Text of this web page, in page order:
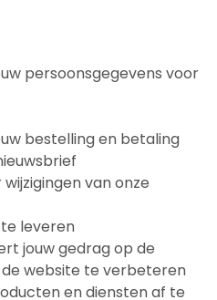
persoonsgegevens voor
bestelling en betaling
van onze
leveren
jouw gedrag op de
website te verbeteren
en diensten af te